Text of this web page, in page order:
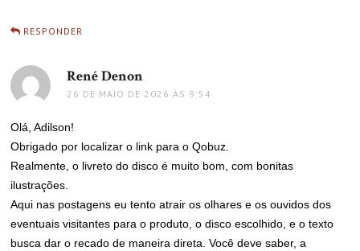
RESPONDER
René Denon
26 DE MAIO DE 2026 ÀS 9:54
Olá, Adilson!
Obrigado por localizar o link para o Qobuz.
Realmente, o livreto do disco é muito bom, com bonitas
ilustrações.
Aqui nas postagens eu tento atrair os olhares e os ouvidos dos
eventuais visitantes para o produto, o disco escolhido, e o texto
busca dar o recado de maneira direta. Você deve saber, a